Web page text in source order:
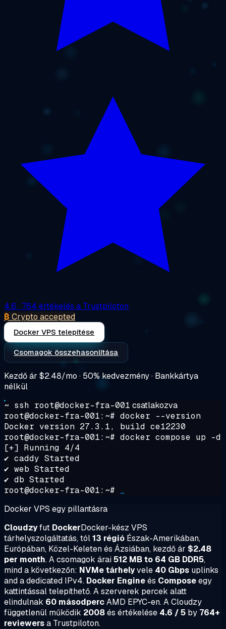
4.6 · 764 értékelés a Trustpiloton
₿ Crypto accepted
Docker VPS telepítése
Csomagok összehasonlítása
Kezdő ár $2.48/mo · 50% kedvezmény · Bankkártya
nélkül
~ ssh root@docker-fra-001 csatlakozva
root@docker-fra-001:~# docker --version
Docker version 27.3.1, build ce12230
root@docker-fra-001:~# docker compose up -d
[+] Running 4/4
✔ caddy Started
✔ web Started
✔ db Started
root@docker-fra-001:~#
Docker VPS egy pillantásra
Cloudzyfut DockerDocker-kész VPS
tárhelyszolgáltatás, tól13 régió Észak-Amerikában,
Európában, Közel-Keleten és Ázsiában, kezdő ár $2.48
per month. A csomagok árai512 MB to 64 GB DDR5,
mind a következőn: NVMe tárhelyvele 40 Gbps uplinks
and a dedicated IPv4. Docker Engineés Composeegy
kattintással telepíthető. A szerverek percek alatt
elindulnak 60 másodpercAMD EPYC-en. A Cloudzy
függetlenül működik 2008és értékelése 4.6 / 5 by 764+
reviewersa Trustpiloton.